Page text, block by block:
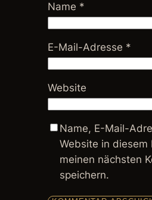
Name *
E-Mail-Adresse *
Website
Name, E-Mail-
Website in diesem
meinen nächsten
speichern.